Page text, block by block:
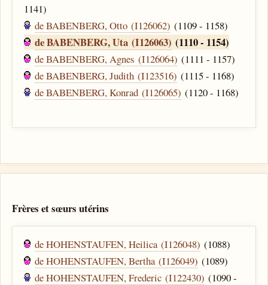
1141)
de BABENBERG, Otto (I126062) (1109 - 1158)
de BABENBERG, Uta (I126063) (1110 - 1154)
de BABENBERG, Agnes (I126064) (1111 - 1157)
de BABENBERG, Judith (I123516) (1115 - 1168)
de BABENBERG, Konrad (I126065) (1120 - 1168)
Frères et sœurs utérins
de HOHENSTAUFEN, Heilica (I126048) (1088)
de HOHENSTAUFEN, Bertha (I126049) (1089)
de HOHENSTAUFEN, Frederic (I122430) (1090 -